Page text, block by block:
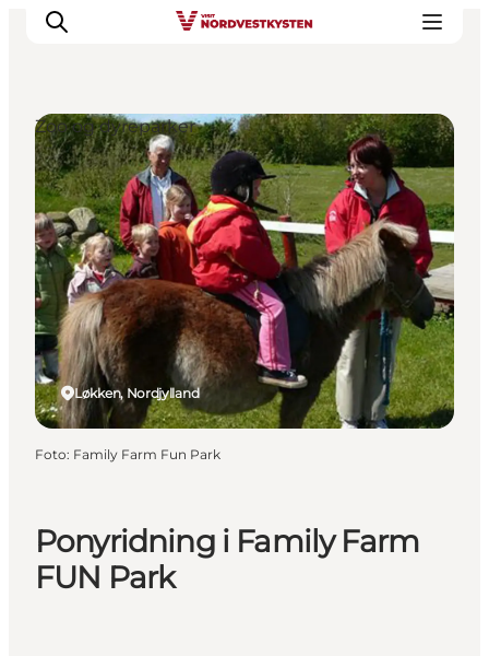
Feriesteder
Inspiration
Handicapvenlig ferie
Events
Overnatning
Planlæg din ferie
Ponyridning i Family Farm
FUN Park
Løkken, Nordjylland
Zoo og dyreparker
Foto: Family Farm Fun Park